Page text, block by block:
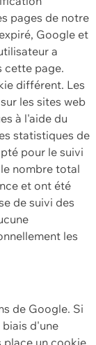
pages de notre
Google et
a
cette page.
différent. Les
les sites web
à l'aide du
statistiques de
pour le suivi
nombre total
et ont été
de suivi des
les
de Google. Si
d'une